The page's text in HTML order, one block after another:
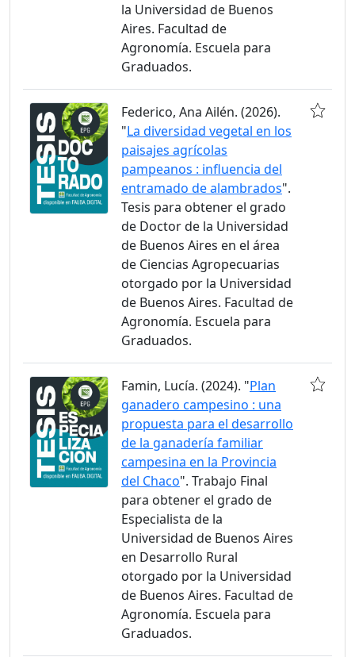
la Universidad de Buenos
Aires. Facultad de
Agronomía. Escuela para
Graduados.
Federico, Ana Ailén. (2026).
"La diversidad vegetal en los
paisajes agrícolas
pampeanos : influencia del
entramado de alambrados".
Tesis para obtener el grado
de Doctor de la Universidad
de Buenos Aires en el área
de Ciencias Agropecuarias
otorgado por la Universidad
de Buenos Aires. Facultad de
Agronomía. Escuela para
Graduados.
Famin, Lucía. (2024). "Plan
ganadero campesino : una
propuesta para el desarrollo
de la ganadería familiar
campesina en la Provincia
del Chaco". Trabajo Final
para obtener el grado de
Especialista de la
Universidad de Buenos Aires
en Desarrollo Rural
otorgado por la Universidad
de Buenos Aires. Facultad de
Agronomía. Escuela para
Graduados.